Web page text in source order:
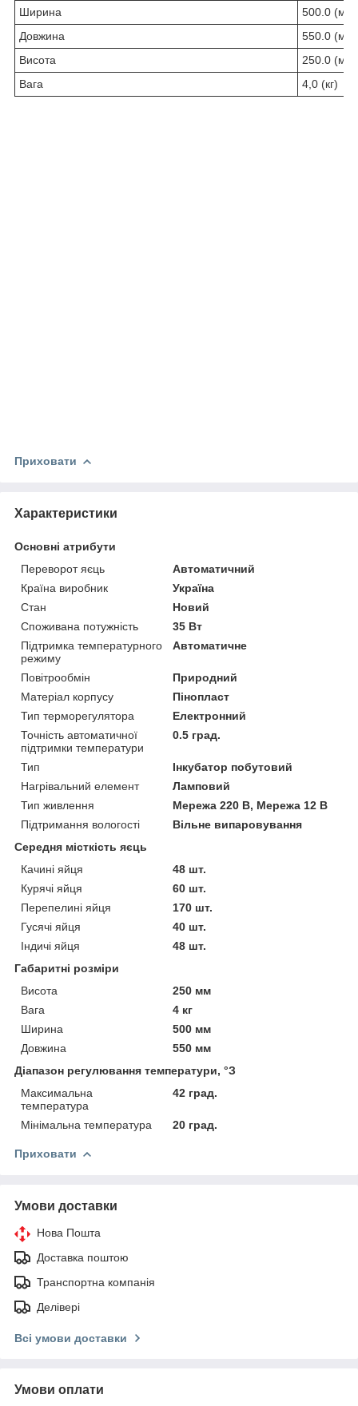
Ширина
500.0 (мм)
Довжина
550.0 (мм)
Висота
250.0 (мм)
Вага
4,0 (кг)
Приховати
Характеристики
Основні атрибути
Переворот яєць
Автоматичний
Країна виробник
Україна
Стан
Новий
Споживана потужність
35 Вт
Підтримка температурного
режиму
Автоматичне
Повітрообмін
Природний
Матеріал корпусу
Пінопласт
Тип терморегулятора
Електронний
Точність автоматичної
підтримки температури
0.5 град.
Тип
Інкубатор побутовий
Нагрівальний елемент
Ламповий
Тип живлення
Мережа 220 В, Мережа 12 В
Підтримання вологості
Вільне випаровування
Середня місткість яєць
Качині яйця
48 шт.
Курячі яйця
60 шт.
Перепелині яйця
170 шт.
Гусячі яйця
40 шт.
Індичі яйця
48 шт.
Габаритні розміри
Висота
250 мм
Вага
4 кг
Ширина
500 мм
Довжина
550 мм
Діапазон регулювання температури, °З
Максимальна
температура
42 град.
Мінімальна температура 20 град.
Приховати
Умови доставки
Нова Пошта
Доставка поштою
Транспортна компанія
Делівері
Всі умови доставки
Умови оплати